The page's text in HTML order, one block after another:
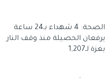
الصحة: 4 شهداء بـ24 ساعة
يرفعان الحصيلة منذ وقف النار
بغزة لـ1,207